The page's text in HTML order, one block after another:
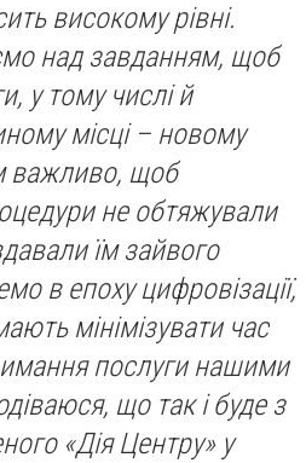
високому рівні.
над завданням, щоб
у тому числі й
місці – новому
важливо, щоб
не обтяжували
їм зайвого
в епоху цифровізації,
мінімізувати час
послуги нашими
що так і буде з
«Дія Центру» у